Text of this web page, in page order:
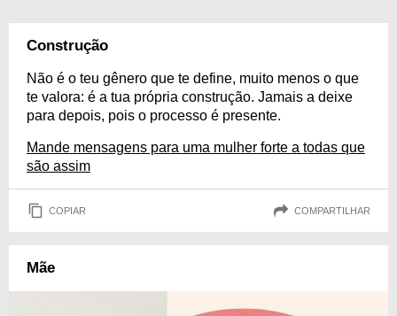
Construção
Não é o teu gênero que te define, muito menos o que
te valora: é a tua própria construção. Jamais a deixe
para depois, pois o processo é presente.
Mande mensagens para uma mulher forte a todas que
são assim
COPIAR COMPARTILHAR
Mãe